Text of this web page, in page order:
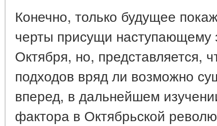
Конечно, только будущее
черты присущи наступающему
Октября, но, представляется,
подходов вряд ли возможно
вперед, в дальнейшем
фактора в Октябрьской